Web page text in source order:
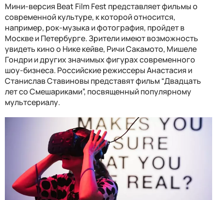
Мини-версия Beat Film Fest представляет фильмы о
современной культуре, к которой относится,
например, рок-музыка и фотография, пройдет в
Москве и Петербурге. Зрители имеют возможность
увидеть кино о Нике кейве, Ричи Сакамото, Мишеле
Гондри и других значимых фигурах современного
шоу-бизнеса. Российские режиссеры Анастасия и
Станислав Ставиновы представят фильм “Двадцать
лет со Смешариками”, посвященный популярному
мультсериалу.